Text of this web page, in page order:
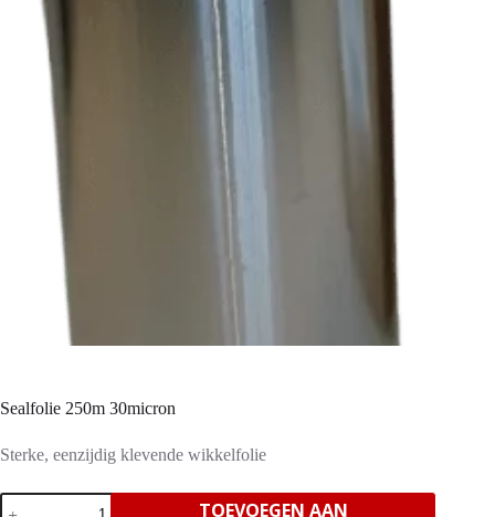
Sealfolie 250m 30micron
Sterke, eenzijdig klevende wikkelfolie
Sealfolie
TOEVOEGEN AAN